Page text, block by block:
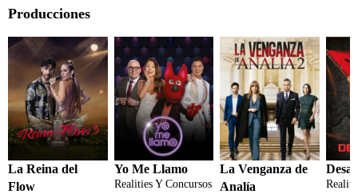
Producciones
La Reina del
Flow
Yo Me Llamo
Realities Y Concursos
La Venganza de
Analía